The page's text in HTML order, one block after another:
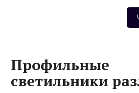
Профильные
светильники